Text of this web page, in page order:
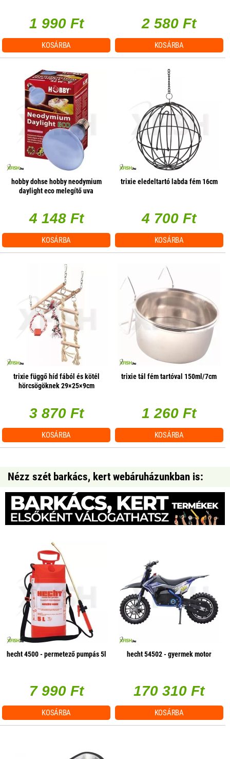
1 990 Ft
KOSÁRBA
2 580 Ft
KOSÁRBA
hobby dohse hobby neodymium
daylight eco melegítő uva
4 148 Ft
KOSÁRBA
trixie eledeltartó labda fém 16cm
4 700 Ft
KOSÁRBA
trixie függő híd fából és kötél
hörcsögöknek 29×25×9cm
3 870 Ft
KOSÁRBA
trixie tál fém tartóval 150ml/7cm
1 260 Ft
KOSÁRBA
Nézz szét barkács, kert webáruházunkban is:
hecht 4500 - permetező pumpás 5l
7 990 Ft
KOSÁRBA
hecht 54502 - gyermek motor
170 310 Ft
KOSÁRBA